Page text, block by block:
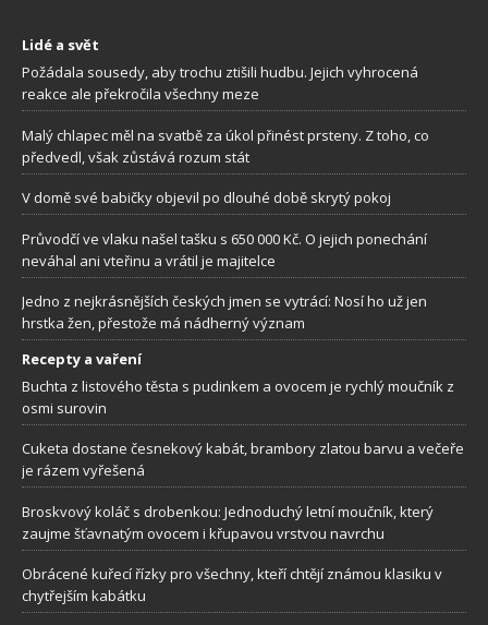
Lidé a svět
Požádala sousedy, aby trochu ztišili hudbu. Jejich vyhrocená
reakce ale překročila všechny meze
Malý chlapec měl na svatbě za úkol přinést prsteny. Z toho, co
předvedl, však zůstává rozum stát
V domě své babičky objevil po dlouhé době skrytý pokoj
Průvodčí ve vlaku našel tašku s 650 000 Kč. O jejich ponechání
neváhal ani vteřinu a vrátil je majitelce
Jedno z nejkrásnějších českých jmen se vytrácí: Nosí ho už jen
hrstka žen, přestože má nádherný význam
Recepty a vaření
Buchta z listového těsta s pudinkem a ovocem je rychlý moučník z
osmi surovin
Cuketa dostane česnekový kabát, brambory zlatou barvu a večeře
je rázem vyřešená
Broskvový koláč s drobenkou: Jednoduchý letní moučník, který
zaujme šťavnatým ovocem i křupavou vrstvou navrchu
Obrácené kuřecí řízky pro všechny, kteří chtějí známou klasiku v
chytřejším kabátku